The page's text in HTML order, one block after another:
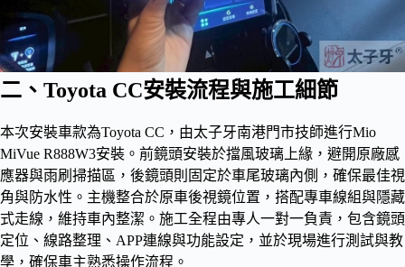
二、Toyota CC安裝流程與施工細節
本次安裝車款為Toyota CC，由太子牙南港門市技師進行Mio
MiVue R888W3安裝。前鏡頭安裝於擋風玻璃上緣，避開原廠感
應器與雨刷掃描區，後鏡頭則固定於車尾玻璃內側，確保最佳視
角與防水性。主機整合於原車後視鏡位置，搭配專車線組與隱藏
式走線，維持車內整潔。施工全程由專人一對一負責，包含鏡頭
定位、線路整理、APP連線與功能設定，並於現場進行測試與教
學，確保車主熟悉操作流程。